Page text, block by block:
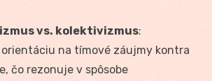
vs. kolektivizmus:
na tímové záujmy kontra
čo rezonuje v spôsobe